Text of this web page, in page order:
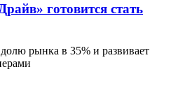
готовится стать
рынка в 35% и развивает